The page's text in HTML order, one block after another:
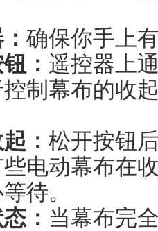
确保你手上
： 遥控器上
制幕布的收
： 松开按钮
电动幕布在
待。
： 当幕布完